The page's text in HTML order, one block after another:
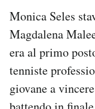
Monica Seles
Magdalena
era al primo
tenniste
giovane a